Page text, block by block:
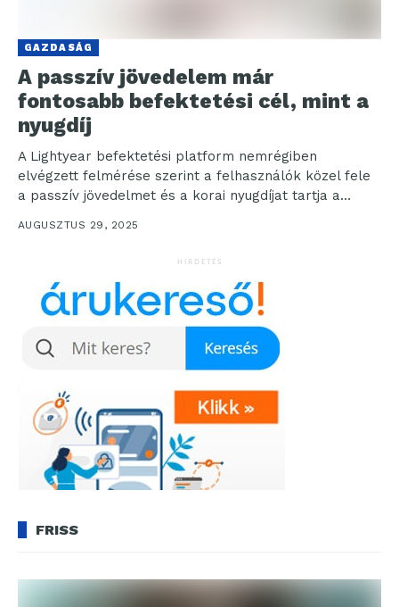
GAZDASÁG
A passzív jövedelem már
fontosabb befektetési cél, mint a
nyugdíj
A Lightyear befektetési platform nemrégiben
elvégzett felmérése szerint a felhasználók közel fele
a passzív jövedelmet és a korai nyugdíjat tartja a
AUGUSZTUS 29, 2025
HIRDETÉS
FRISS